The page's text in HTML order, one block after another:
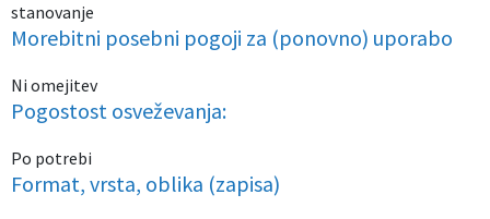
stanovanje
Morebitni posebni pogoji za (ponovno) uporabo
Ni omejitev
Pogostost osveževanja:
Po potrebi
Format, vrsta, oblika (zapisa)
Skupna občinska uprava